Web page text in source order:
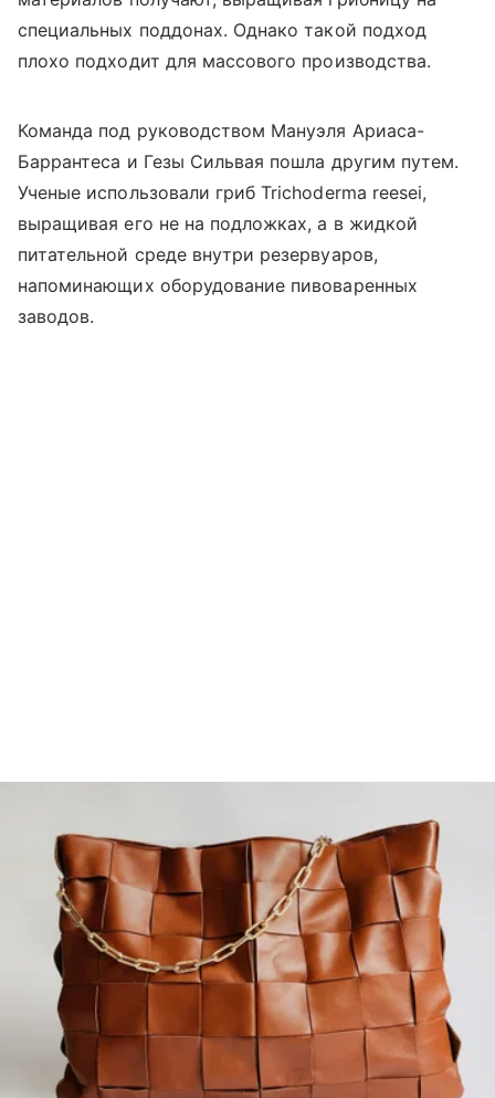
специальных поддонах. Однако такой подход
плохо подходит для массового производства.
Команда под руководством Мануэля Ариаса-
Баррантеса и Гезы Сильвая пошла другим путем.
Ученые использовали гриб Trichoderma reesei,
выращивая его не на подложках, а в жидкой
питательной среде внутри резервуаров,
напоминающих оборудование пивоваренных
заводов.